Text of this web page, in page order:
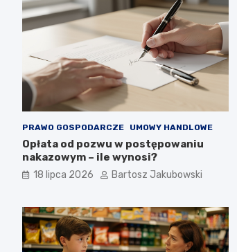
PRAWO GOSPODARCZE UMOWY HANDLOWE
Opłata od pozwu w postępowaniu
nakazowym – ile wynosi?
18 lipca 2026 Bartosz Jakubowski